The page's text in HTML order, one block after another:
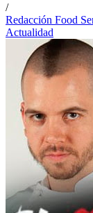
/
Redacción Food
Actualidad